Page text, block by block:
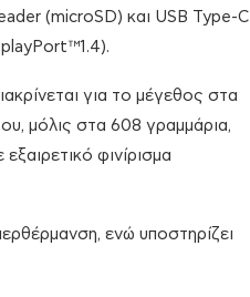
(microSD) και USB Type-C
για το μέγεθος στα
μόλις στα 608 γραμμάρια,
φινίρισμα
ενώ υποστηρίζει